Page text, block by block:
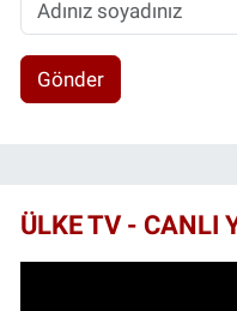
Gönder
ÜLKE TV - CANLI